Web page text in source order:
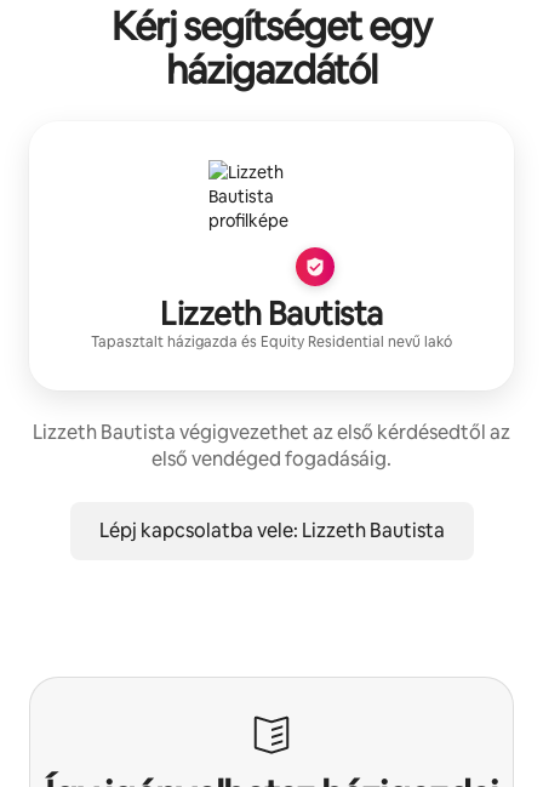
Kérj segítséget egy
házigazdától
Lizzeth Bautista
Tapasztalt házigazda és Equity Residential nevű lakó
Lizzeth Bautista végigvezethet az első kérdésedtől az
első vendéged fogadásáig.
Lépj kapcsolatba vele: Lizzeth Bautista